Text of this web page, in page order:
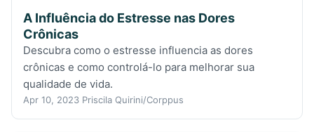
A Influência do Estresse nas Dores
Crônicas
Descubra como o estresse influencia as dores
crônicas e como controlá-lo para melhorar sua
qualidade de vida.
Apr 10, 2023 Priscila Quirini/Corppus